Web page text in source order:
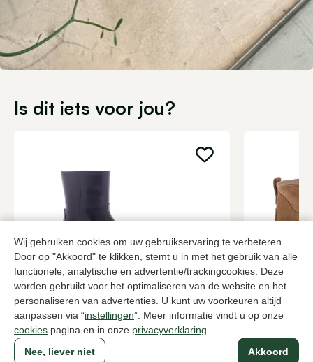
Wij gebruiken cookies om uw gebruikservaring te verbeteren.
Door op "Akkoord" te klikken, stemt u in met het gebruik van alle
functionele, analytische en advertentie/trackingcookies. Deze
worden gebruikt voor het optimaliseren van de website en het
personaliseren van advertenties. U kunt uw voorkeuren altijd
aanpassen via “instellingen”. Meer informatie vindt u op onze
cookies pagina en in onze privacyverklaring
Akkoord
Nee, liever niet
Is dit iets voor jou?
Guglielmo Rotta
Zwarte enkellaarzen dames
349,95
UGG
Bruine
179,95